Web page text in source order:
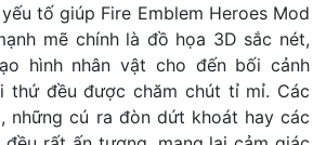
tố giúp Fire Emblem Heroes Mod
mẽ chính là đồ họa 3D sắc nét,
hình nhân vật cho đến bối cảnh
thứ đều được chăm chút tỉ mỉ. Các
những cú ra đòn dứt khoát hay các